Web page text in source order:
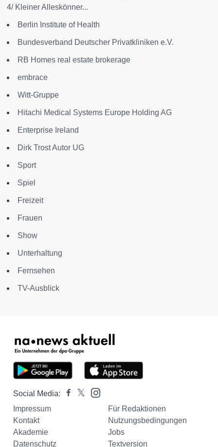
4/ Kleiner Alleskönner...
Berlin Institute of Health
Bundesverband Deutscher Privatkliniken e.V.
RB Homes real estate brokerage
embrace
Witt-Gruppe
Hitachi Medical Systems Europe Holding AG
Enterprise Ireland
Dirk Trost Autor UG
Sport
Spiel
Freizeit
Frauen
Show
Unterhaltung
Fernsehen
TV-Ausblick
Social Media:
Impressum
Für Redaktionen
Kontakt
Nutzungsbedingungen
Akademie
Jobs
Datenschutz
Textversion